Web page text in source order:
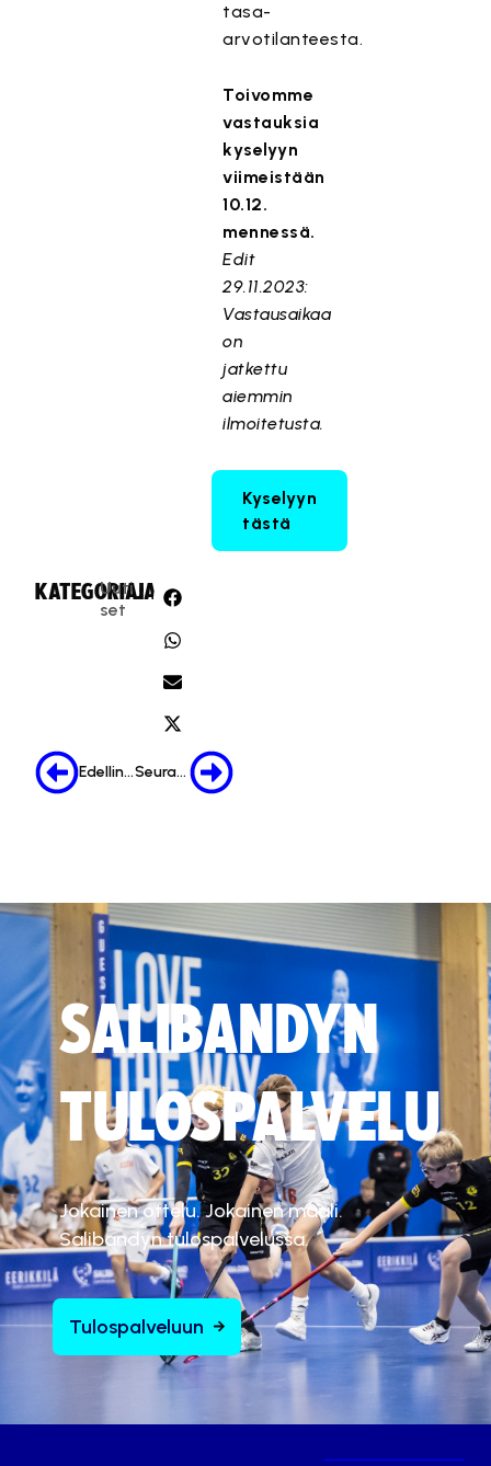
tasa-
arvotilanteesta.
Toivomme
vastauksia
kyselyyn
viimeistään
10.12.
mennessä.
Edit
29.11.2023:
Vastausaikaa
on
jatkettu
aiemmin
ilmoitetusta.
Kyselyyn
tästä
KATEGORIA:
Uuti
set
JAA:
Edellinen Seuraava
SALIBANDYN
TULOSPALVELU
Jokainen ottelu. Jokainen maali.
Salibandyn tulospalvelussa.
Tulospalveluun